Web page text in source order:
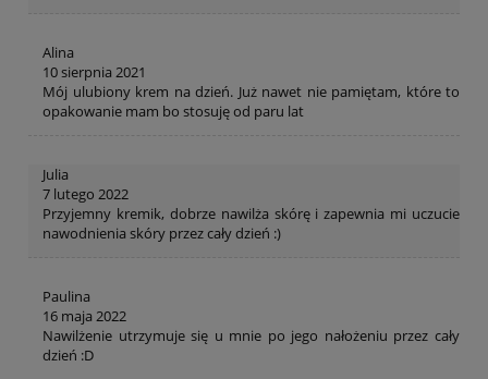
Alina
10 sierpnia 2021
Mój ulubiony krem na dzień. Już nawet nie pamiętam, które to
opakowanie mam bo stosuję od paru lat
Julia
7 lutego 2022
Przyjemny kremik, dobrze nawilża skórę i zapewnia mi uczucie
nawodnienia skóry przez cały dzień :)
Paulina
16 maja 2022
Nawilżenie utrzymuje się u mnie po jego nałożeniu przez cały
dzień :D